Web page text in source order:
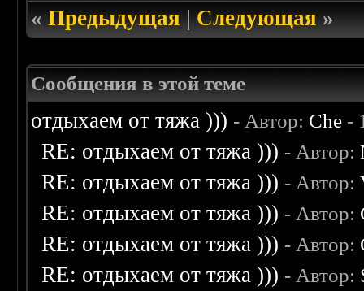
«Предыдущая|Следующая»
Сообщения в этой теме
отдыхаем от тяжа ))) - Автор: Che -
RE: отдыхаем от тяжа ))) - Автор:
RE: отдыхаем от тяжа ))) - Автор:
RE: отдыхаем от тяжа ))) - Автор:
RE: отдыхаем от тяжа ))) - Автор:
RE: отдыхаем от тяжа ))) - Автор: